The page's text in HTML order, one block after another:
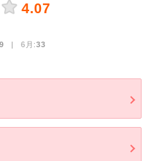
4.07
| 6月:33